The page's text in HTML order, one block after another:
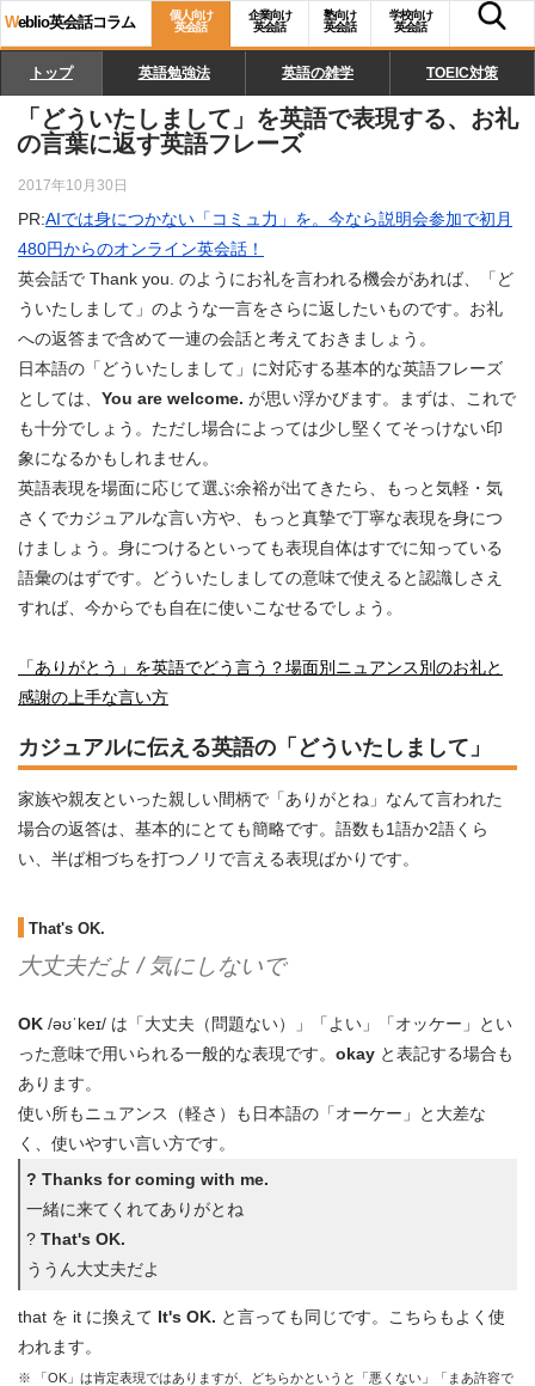
Weblio英会話コラム
個人向け
英会話
企業向け
英会話
塾向け
英会話
学校向け
英会話
トップ 英語勉強法 英語の雑学 TOEIC対策
「どういたしまして」を英語で表現する、お礼
の言葉に返す英語フレーズ
2017年10月30日
PR:AIでは身につかない「コミュ力」を。今なら説明会参加で初月
480円からのオンライン英会話！
英会話で Thank you. のようにお礼を言われる機会があれば、「ど
ういたしまして」のような一言をさらに返したいものです。お礼
への返答まで含めて一連の会話と考えておきましょう。
日本語の「どういたしまして」に対応する基本的な英語フレーズ
としては、 You are welcome. が思い浮かびます。まずは、これで
も十分でしょう。ただし場合によっては少し堅くてそっけない印
象になるかもしれません。
英語表現を場面に応じて選ぶ余裕が出てきたら、もっと気軽・気
さくでカジュアルな言い方や、もっと真摯で丁寧な表現を身につ
けましょう。身につけるといっても表現自体はすでに知っている
語彙のはずです。どういたしましての意味で使えると認識しさえ
すれば、今からでも自在に使いこなせるでしょう。
「ありがとう」を英語でどう言う？場面別ニュアンス別のお礼と
感謝の上手な言い方
カジュアルに伝える英語の「どういたしまして」
家族や親友といった親しい間柄で「ありがとね」なんて言われた
場合の返答は、基本的にとても簡略です。語数も1語か2語くら
い、半ば相づちを打つノリで言える表現ばかりです。
That's OK.
大丈夫だよ / 気にしないで
OK /əʊˈkeɪ/ は「大丈夫（問題ない）」「よい」「オッケー」とい
った意味で用いられる一般的な表現です。 okay と表記する場合も
あります。
使い所もニュアンス（軽さ）も日本語の「オーケー」と大差な
く、使いやすい言い方です。
? Thanks for coming with me.
一緒に来てくれてありがとね
? That's OK.
ううん大丈夫だよ
that を it に換えて It's OK. と言っても同じです。こちらもよく使
われます。
※ 「OK」は肯定表現ではありますが、どちらかというと「悪くない」「まあ許容で